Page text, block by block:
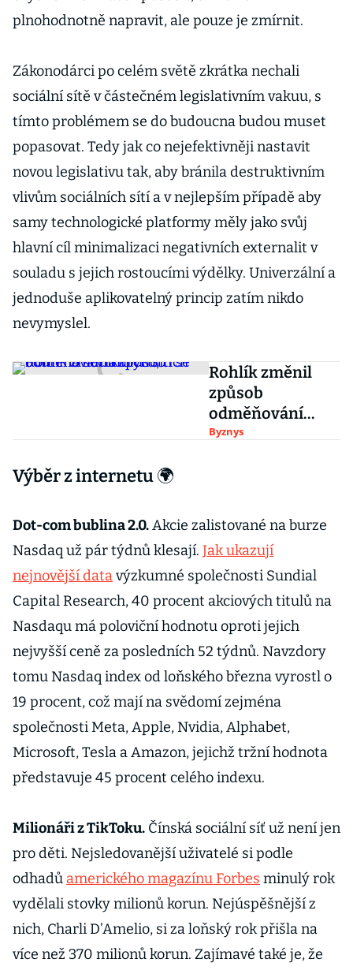
plnohodnotně napravit, ale pouze je zmírnit.
Zákonodárci po celém světě zkrátka nechali
sociální sítě v částečném legislativním vakuu, s
tímto problémem se do budoucna budou muset
popasovat. Tedy jak co nejefektivněji nastavit
novou legislativu tak, aby bránila destruktivním
vlivům sociálních sítí a v nejlepším případě aby
samy technologické platformy měly jako svůj
hlavní cíl minimalizaci negativních externalit v
souladu s jejich rostoucími výdělky. Univerzální a
jednoduše aplikovatelný princip zatím nikdo
nevymyslel.
Rohlík změnil
způsob
odměňování
kurýrů, ti se
Byznys
Výběr z internetu 🌍
Dot-com bublina 2.0.Akcie zalistované na burze
Nasdaq už pár týdnů klesají. Jak ukazují
nejnovější datavýzkumné společnosti Sundial
Capital Research, 40 procent akciových titulů na
Nasdaqu má poloviční hodnotu oproti jejich
nejvyšší ceně za posledních 52 týdnů. Navzdory
tomu Nasdaq index od loňského března vyrostl o
19 procent, což mají na svědomí zejména
společnosti Meta, Apple, Nvidia, Alphabet,
Microsoft, Tesla a Amazon, jejichž tržní hodnota
představuje 45 procent celého indexu.
Milionáři z TikToku. Čínská sociální síť už není jen
pro děti. Nejsledovanější uživatelé si podle
odhadů amerického magazínu Forbes minulý rok
vydělali stovky milionů korun. Nejúspěšnější z
nich, Charli D’Amelio, si za loňský rok přišla na
více než 370 milionů korun. Zajímavé také je, že